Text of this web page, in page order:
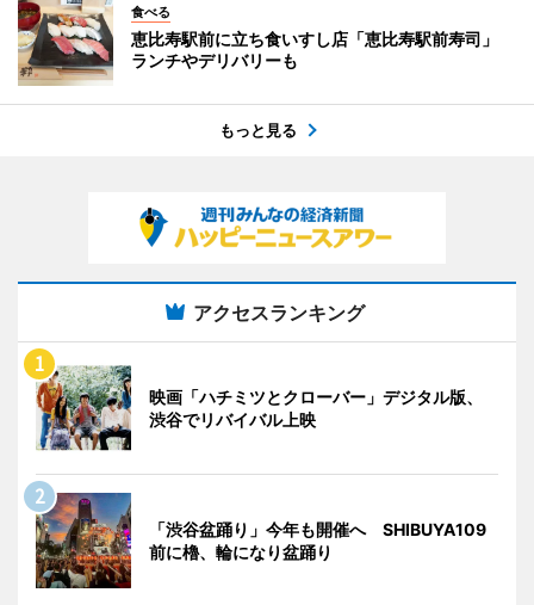
食べる
恵比寿駅前に立ち食いすし店「恵比寿駅前寿司」
ランチやデリバリーも
もっと見る
アクセスランキング
映画「ハチミツとクローバー」デジタル版、
渋谷でリバイバル上映
「渋谷盆踊り」今年も開催へ SHIBUYA109
前に櫓、輪になり盆踊り